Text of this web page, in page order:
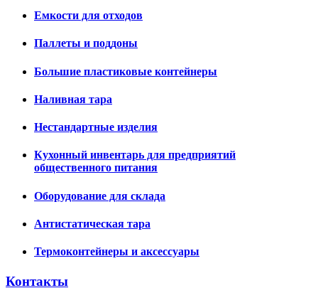
Емкости для отходов
Паллеты и поддоны
Большие пластиковые контейнеры
Наливная тара
Нестандартные изделия
Кухонный инвентарь для предприятий
общественного питания
Оборудование для склада
Антистатическая тара
Термоконтейнеры и аксессуары
Контакты